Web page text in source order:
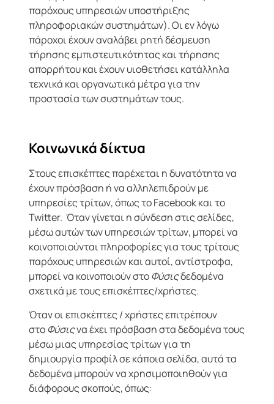
παρόχους υπηρεσιών υποστήριξης
πληροφοριακών συστημάτων). Οι εν λόγω
πάροχοι έχουν αναλάβει ρητή δέσμευση
τήρησης εμπιστευτικότητας και τήρησης
απορρήτου και έχουν υιοθετήσει κατάλληλα
τεχνικά και οργανωτικά μέτρα για την
προστασία των συστημάτων τους.
Κοινωνικά δίκτυα
Στους επισκέπτες παρέχεται η δυνατότητα να
έχουν πρόσβαση ή να αλληλεπιδρούν με
υπηρεσίες τρίτων, όπως το Facebook και το
Twitter. Όταν γίνεται η σύνδεση στις σελίδες,
μέσω αυτών των υπηρεσιών τρίτων, μπορεί να
κοινοποιούνται πληροφορίες για τους τρίτους
παρόχους υπηρεσιών και αυτοί, αντίστροφα,
μπορεί να κοινοποιούν στοΦύσιςδεδομένα
σχετικά με τους επισκέπτες/χρήστες.
Όταν οι επισκέπτες / χρήστες επιτρέπουν
στoΦύσιςνα έχει πρόσβαση στα δεδομένα τους
μέσω μιας υπηρεσίας τρίτων για τη
δημιουργία προφίλ σε κάποια σελίδα, αυτά τα
δεδομένα μπορούν να χρησιμοποιηθούν για
διάφορους σκοπούς, όπως: